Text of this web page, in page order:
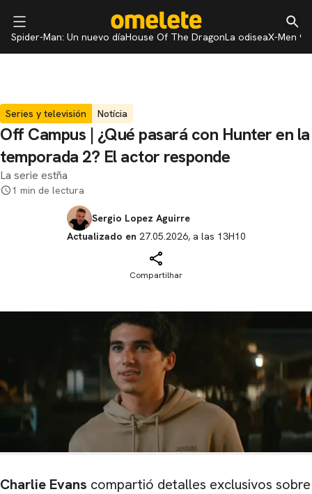
Spider-Man: Un nuevo díaHouse Of The DragonLa odiseaX-Men 97
Series y televisión Notícia
Off Campus | ¿Qué pasará con Hunter en la
temporada 2? El actor responde
La serie estña
1 min de lectura
Sergio Lopez Aguirre
Actualizado en 27.05.2026, a las 13H10
Compartilhar
Charlie Evans compartió detalles exclusivos sobre